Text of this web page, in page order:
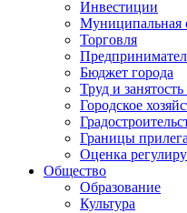
Инвестиции
Муниципальная
Торговля
Бюджет города
Труд и
Городское
Границы
Оценка
Общество
Образование
Культура